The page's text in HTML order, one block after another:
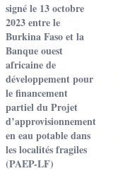
signé le 13 octobre
2023 entre le
Burkina Faso et la
Banque ouest
africaine de
développement pour
le financement
partiel du Projet
d’approvisionnement
en eau potable dans
les localités fragiles
(PAEP-LF)